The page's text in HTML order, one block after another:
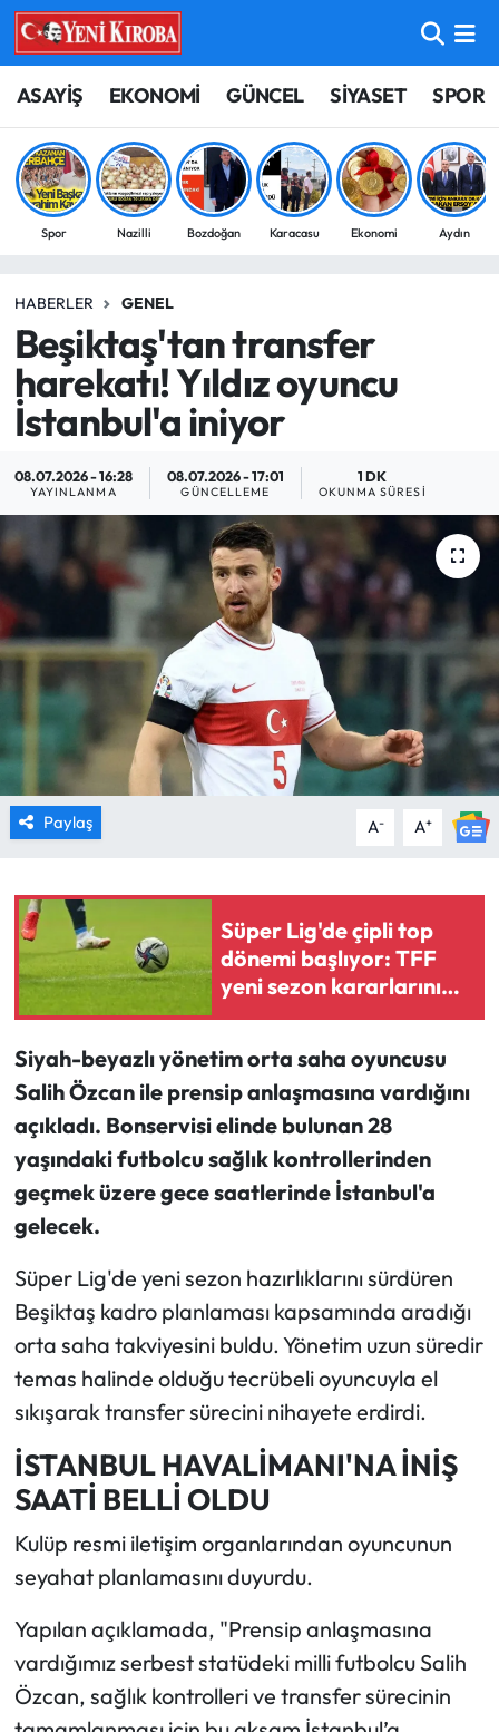
ASAYİŞ EKONOMİ GÜNCEL SİYASET SPOR
Spor Nazilli Bozdoğan Karacasu Ekonomi Aydın
HABERLER GENEL
Beşiktaş'tan transfer
harekatı! Yıldız oyuncu
İstanbul'a iniyor
08.07.2026 - 16:28
YAYINLANMA
08.07.2026 - 17:01
GÜNCELLEME
1 DK
OKUNMA SÜRESI
Paylaş A- A+
Süper Lig'de çipli top
dönemi başlıyor: TFF
yeni sezon kararlarını
duyurdu
Siyah-beyazlı yönetim orta saha oyuncusu
Salih Özcan ile prensip anlaşmasına vardığını
açıkladı. Bonservisi elinde bulunan 28
yaşındaki futbolcu sağlık kontrollerinden
geçmek üzere gece saatlerinde İstanbul'a
gelecek.
Süper Lig'de yeni sezon hazırlıklarını sürdüren
Beşiktaş kadro planlaması kapsamında aradığı
orta saha takviyesini buldu. Yönetim uzun süredir
temas halinde olduğu tecrübeli oyuncuyla el
sıkışarak transfer sürecini nihayete erdirdi.
İSTANBUL HAVALİMANI'NA İNİŞ
SAATİ BELLİ OLDU
Kulüp resmi iletişim organlarından oyuncunun
seyahat planlamasını duyurdu.
Yapılan açıklamada, "Prensip anlaşmasına
vardığımız serbest statüdeki milli futbolcu Salih
Özcan, sağlık kontrolleri ve transfer sürecinin
ASAYİŞ
BİLİM-TEKNOLOJİ
ÇEVRE
EĞİTİM
EKONOMİ
GÜNCEL
GÜNDEM
SAĞLIK
SİYASET
SPOR
TARIM
TURİZM
RESMİ İLANLAR
HABER İLAN
Aydın Nöbetçi Eczaneler
Aydın Hava Durumu
Aydin Namaz Vakitleri
Süper Lig Puan Durumu ve Fikstür
Tüm Manşetler
Son Dakika Haberleri
Haber Arşivi